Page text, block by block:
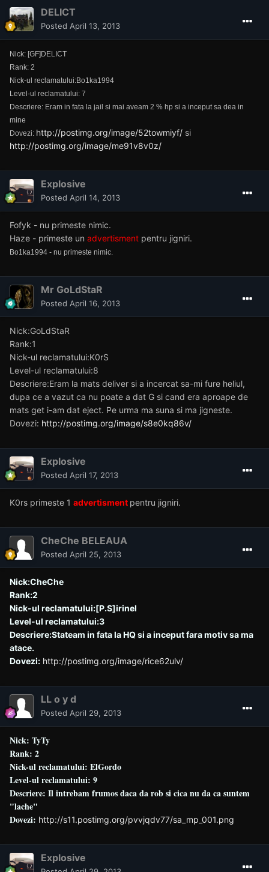
DELICT
Posted April 13, 2013
Nick: [GF]DELICT
Rank: 2
Nick-ul reclamatului:Bo1ka1994
Level-ul reclamatului: 7
Descriere: Eram in fata la jail si mai aveam 2 % hp si a inceput sa dea in
mine
Dovezi: http://postimg.org/image/52towmiyf/ si
http://postimg.org/image/me91v8v0z/
Explosive
Posted April 14, 2013
Fofyk - nu primeste nimic.
Haze - primeste un advertisment pentru jigniri.
Bo1ka1994 - nu primeste nimic.
Mr GoLdStaR
Posted April 16, 2013
Nick:GoLdStaR
Rank:1
Nick-ul reclamatului:K0rS
Level-ul reclamatului:8
Descriere:Eram la mats deliver si a incercat sa-mi fure heliul,
dupa ce a vazut ca nu poate a dat G si cand era aproape de
mats get i-am dat eject. Pe urma ma suna si ma jigneste.
Dovezi: http://postimg.org/image/s8e0kq86v/
Explosive
Posted April 17, 2013
K0rs primeste 1 advertisment pentru jigniri.
CheChe BELEAUA
Posted April 25, 2013
Nick:CheChe
Rank:2
Nick-ul reclamatului:[P.S]irinel
Level-ul reclamatului:3
Descriere:Stateam in fata la HQ si a inceput fara motiv sa ma
atace.
Dovezi: http://postimg.org/image/rice62ulv/
LL o y d
Posted April 29, 2013
Nick: TyTy
Rank: 2
Nick-ul reclamatului: ElGordo
Level-ul reclamatului: 9
Descriere: Il intrebam frumos daca da rob si cica nu da ca suntem
"lache"
Dovezi: http://s11.postimg.org/pvvjqdv77/sa_mp_001.png
Explosive